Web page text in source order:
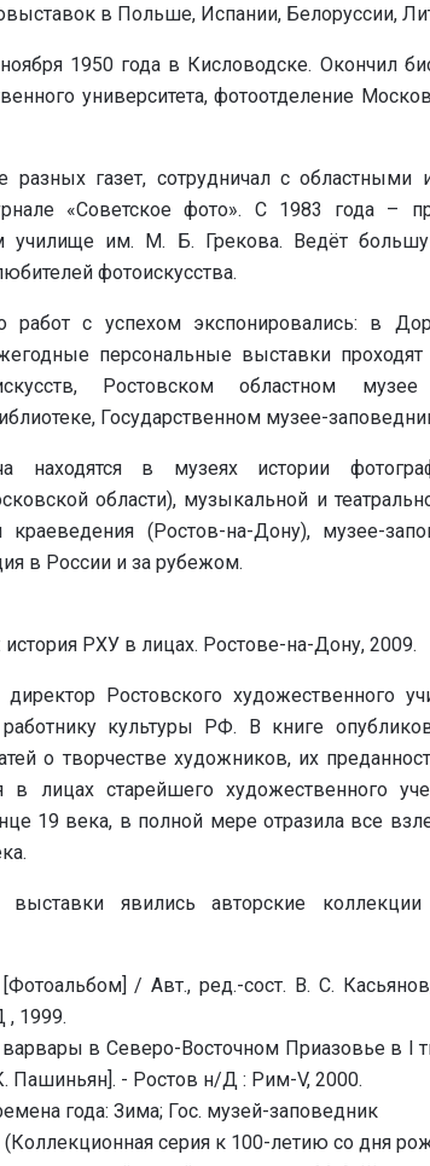
в Польше, Испании, Белоруссии,
1950 года в Кисловодске. Окончил
университета, фотоотделение
газет, сотрудничал с областными
«Советское фото». С 1983 года –
училище им. М. Б. Грекова. Ведёт
фотоискусства.
работ с успехом экспонировались: в
персональные выставки
Ростовском областном
Государственном музее-
находятся в музеях истории
области), музыкальной и
краеведения (Ростов-на-Дону), музее-
в России и за рубежом.
РХУ в лицах. Ростове-на-Дону, 2009.
директор Ростовского художественного
культуры РФ. В книге
о творчестве художников, их
в лицах старейшего художественного
19 века, в полной мере отразила все
выставки явились авторские
/ Авт., pед.-сост. В. С.
, 1999.
в Северо-Восточном Приазовье в I
Пашиньян]. - Ростов н/Д : Рим-V, 2000.
года: Зима; Гос. музей-заповедник
серия к 100-летию со дня